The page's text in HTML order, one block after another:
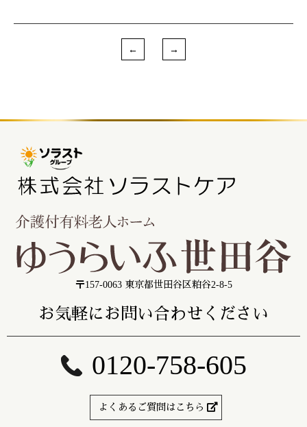
〒157-0063 東京都世田谷区粕谷2-8-5
お気軽にお問い合わせください
0120-758-605
よくあるご質問はこちら